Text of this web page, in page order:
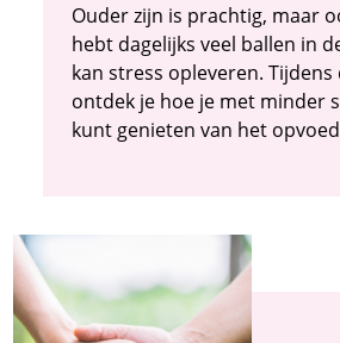
Ouder zijn is prachtig, maar
hebt dagelijks veel ballen in
kan stress opleveren.
ontdek je hoe je met minder
kunt genieten van het